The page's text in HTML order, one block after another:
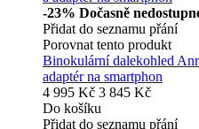
-23% Dočasně
Přidat do seznamu přání
Porovnat tento produkt
Binokulární dalekohled
adaptér na smartphon
4 995 Kč 3 845 Kč
Do košíku
Přidat do seznamu přání